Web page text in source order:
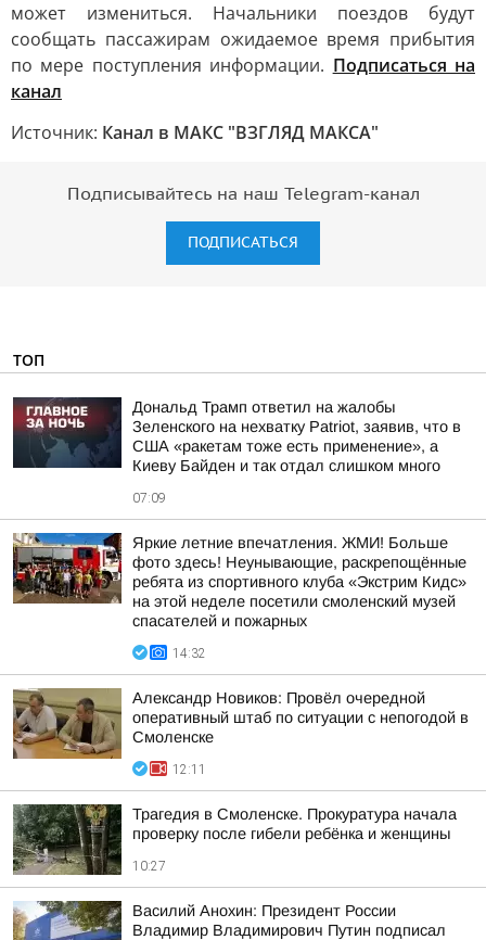
может измениться. Начальники поездов будут
сообщать пассажирам ожидаемое время прибытия
по мере поступления информации. Подписаться на
канал
Источник: Канал в МАКС "ВЗГЛЯД МАКСА"
Подписывайтесь на наш Telegram-канал
ПОДПИСАТЬСЯ
ТОП
Дональд Трамп ответил на жалобы
Зеленского на нехватку Patriot, заявив, что в
США «ракетам тоже есть применение», а
Киеву Байден и так отдал слишком много
07:09
Яркие летние впечатления. ЖМИ! Больше
фото здесь! Неунывающие, раскрепощённые
ребята из спортивного клуба «Экстрим Кидс»
на этой неделе посетили смоленский музей
спасателей и пожарных
14:32
Александр Новиков: Провёл очередной
оперативный штаб по ситуации с непогодой в
Смоленске
12:11
Трагедия в Смоленске. Прокуратура начала
проверку после гибели ребёнка и женщины
10:27
Василий Анохин: Президент России
Владимир Владимирович Путин подписал